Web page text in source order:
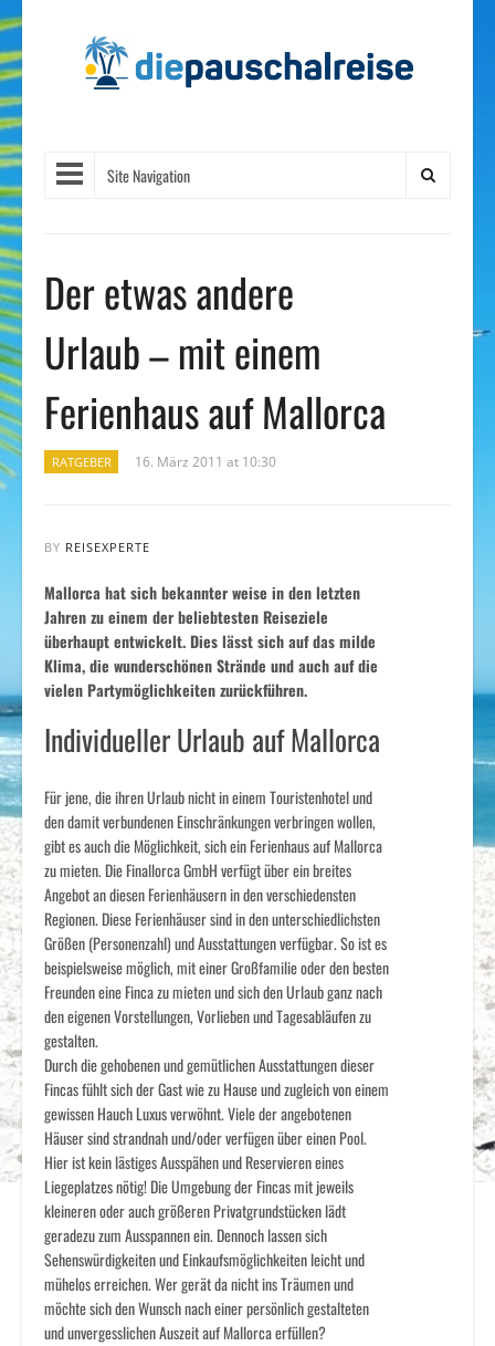
Site Navigation
Der etwas andere
Urlaub – mit einem
Ferienhaus auf Mallorca
RATGEBER 16. März 2011 at 10:30
BY REISEXPERTE
Mallorca hat sich bekannter weise in den letzten
Jahren zu einem der beliebtesten Reiseziele
überhaupt entwickelt. Dies lässt sich auf das milde
Klima, die wunderschönen Strände und auch auf die
vielen Partymöglichkeiten zurückführen.
Individueller Urlaub auf Mallorca
Für jene, die ihren Urlaub nicht in einem Touristenhotel und
den damit verbundenen Einschränkungen verbringen wollen,
gibt es auch die Möglichkeit, sich ein Ferienhaus auf Mallorca
zu mieten. Die Finallorca GmbH verfügt über ein breites
Angebot an diesen Ferienhäusern in den verschiedensten
Regionen. Diese Ferienhäuser sind in den unterschiedlichsten
Größen (Personenzahl) und Ausstattungen verfügbar. So ist es
beispielsweise möglich, mit einer Großfamilie oder den besten
Freunden eine Finca zu mieten und sich den Urlaub ganz nach
den eigenen Vorstellungen, Vorlieben und Tagesabläufen zu
gestalten.
Durch die gehobenen und gemütlichen Ausstattungen dieser
Fincas fühlt sich der Gast wie zu Hause und zugleich von einem
gewissen Hauch Luxus verwöhnt. Viele der angebotenen
Häuser sind strandnah und/oder verfügen über einen Pool.
Hier ist kein lästiges Ausspähen und Reservieren eines
Liegeplatzes nötig! Die Umgebung der Fincas mit jeweils
kleineren oder auch größeren Privatgrundstücken lädt
geradezu zum Ausspannen ein. Dennoch lassen sich
Sehenswürdigkeiten und Einkaufsmöglichkeiten leicht und
mühelos erreichen. Wer gerät da nicht ins Träumen und
möchte sich den Wunsch nach einer persönlich gestalteten
und unvergesslichen Auszeit auf Mallorca erfüllen?